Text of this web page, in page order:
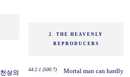
2. THE HEAVENLY
REPRODUCERS
천상의
44:2.1 (500.7)
Mortal man can hardly